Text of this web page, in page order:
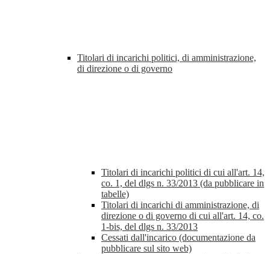
Titolari di incarichi politici, di amministrazione,
di direzione o di governo
Titolari di incarichi politici di cui all'art. 14,
co. 1, del dlgs n. 33/2013 (da pubblicare in
tabelle)
Titolari di incarichi di amministrazione, di
direzione o di governo di cui all'art. 14, co.
1-bis, del dlgs n. 33/2013
Cessati dall'incarico (documentazione da
pubblicare sul sito web)